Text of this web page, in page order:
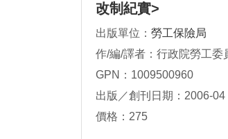
改制紀實>
出版單位： 勞工保險局
作/編/譯者：行政院勞工委
GPN：1009500960
出版／創刊日期：2006-04
價格：275